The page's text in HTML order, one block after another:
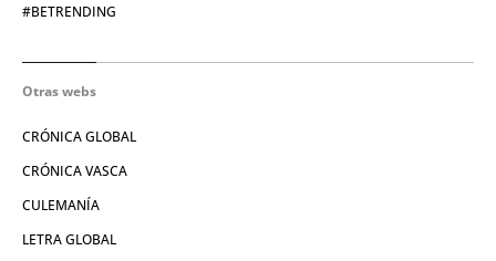
#BETRENDING
Otras webs
CRÓNICA GLOBAL
CRÓNICA VASCA
CULEMANÍA
LETRA GLOBAL